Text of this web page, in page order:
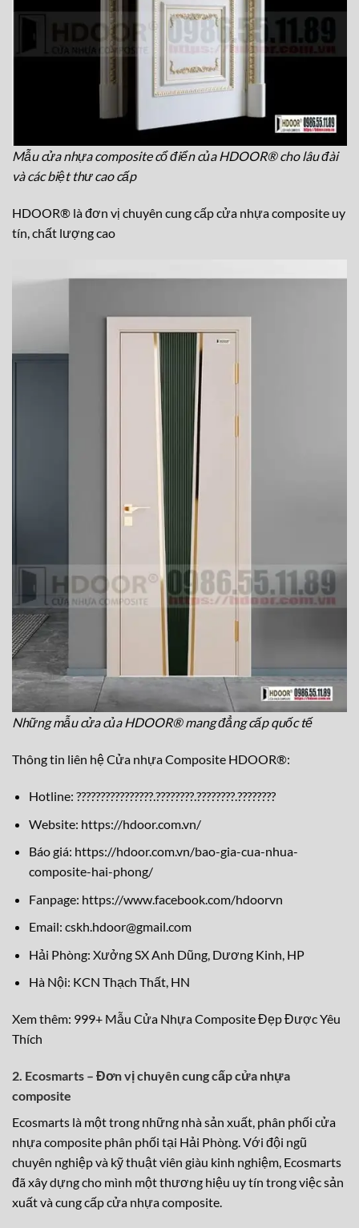
Mẫu cửa nhựa composite cổ điển của HDOOR® cho lâu đài
và các biệt thư cao cấp
HDOOR® là đơn vị chuyên cung cấp cửa nhựa composite uy
tín, chất lượng cao
Những mẫu cửa của HDOOR® mang đẳng cấp quốc tế
Thông tin liên hệ Cửa nhựa Composite HDOOR®:
Hotline: ????????????????.????????.????????.????????
Website: https://hdoor.com.vn/
Báo giá: https://hdoor.com.vn/bao-gia-cua-nhua-
composite-hai-phong/
Fanpage: https://www.facebook.com/hdoorvn
Email: cskh.hdoor@gmail.com
Hải Phòng: Xưởng SX Anh Dũng, Dương Kinh, HP
Hà Nội: KCN Thạch Thất, HN
Xem thêm: 999+ Mẫu Cửa Nhựa Composite Đẹp Được Yêu
Thích
2. Ecosmarts – Đơn vị chuyên cung cấp cửa nhựa
composite
Ecosmarts là một trong những nhà sản xuất, phân phối cửa
nhựa composite phân phối tại Hải Phòng. Với đội ngũ
chuyên nghiệp và kỹ thuật viên giàu kinh nghiệm, Ecosmarts
đã xây dựng cho mình một thương hiệu uy tín trong việc sản
xuất và cung cấp cửa nhựa composite.